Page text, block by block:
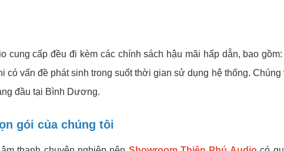
cung cấp đều đi kèm các chính sách hậu mãi hấp dẫn, bao
có vấn đề phát sinh trong suốt thời gian sử dụng hệ thống.
đầu tại Bình Dương.
gói của chúng tôi